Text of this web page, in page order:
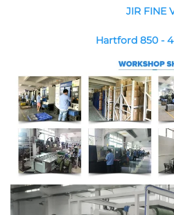
JIR FINE
Hartford 850 -